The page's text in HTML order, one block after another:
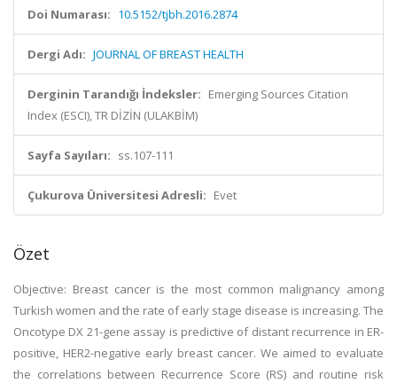
Doi Numarası: 10.5152/tjbh.2016.2874
Dergi Adı: JOURNAL OF BREAST HEALTH
Derginin Tarandığı İndeksler: Emerging Sources Citation
Index (ESCI), TR DİZİN (ULAKBİM)
Sayfa Sayıları: ss.107-111
Çukurova Üniversitesi Adresli: Evet
Özet
Objective: Breast cancer is the most common malignancy among
Turkish women and the rate of early stage disease is increasing. The
Oncotype DX 21-gene assay is predictive of distant recurrence in ER-
positive, HER2-negative early breast cancer. We aimed to evaluate
the correlations between Recurrence Score (RS) and routine risk